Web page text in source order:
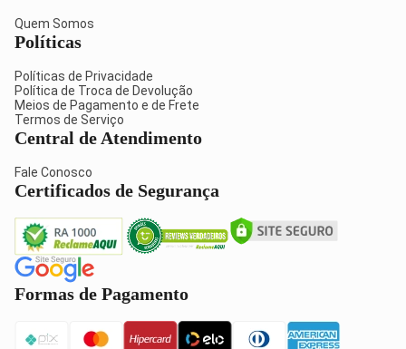
Quem Somos
Políticas
Políticas de Privacidade
Política de Troca de Devolução
Meios de Pagamento e de Frete
Termos de Serviço
Central de Atendimento
Fale Conosco
Certificados de Segurança
Formas de Pagamento